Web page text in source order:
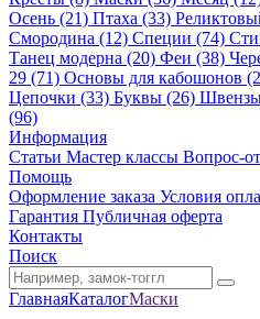
Осень (21) Птаха (33)
Смородина (12) Специи (74)
Танец модерна (20) Феи (38)
29 (71) Основы для кабошонов
Цепочки (33) Буквы (26)
(96)
Информация
Статьи Мастер классы Вопрос-
Помощь
Оформление заказа Условия
Гарантия Публичная оферта
Контакты
Поиск
ГлавнаяКаталогМаски